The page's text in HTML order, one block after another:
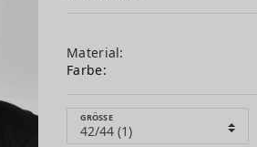
Material:
Farbe:
GRÖSSE